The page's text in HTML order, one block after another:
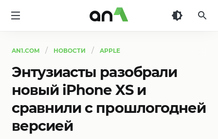
AN1.COM НОВОСТИ APPLE
Энтузиасты разобрали
новый iPhone XS и
сравнили с прошлогодней
версией